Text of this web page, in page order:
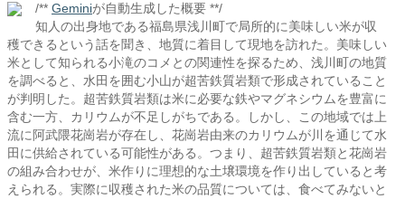
/** Geminiが自動生成した概要 **/
知人の出身地である福島県浅川町で局所的に美味しい米が収
穫できるという話を聞き、地質に着目して現地を訪れた。美味しい
米として知られる小滝のコメとの関連性を探るため、浅川町の地質
を調べると、水田を囲む小山が超苦鉄質岩類で形成されていること
が判明した。超苦鉄質岩類は米に必要な鉄やマグネシウムを豊富に
含む一方、カリウムが不足しがちである。しかし、この地域では上
流に阿武隈花崗岩が存在し、花崗岩由来のカリウムが川を通じて水
田に供給されている可能性がある。つまり、超苦鉄質岩類と花崗岩
の組み合わせが、米作りに理想的な土壌環境を作り出していると考
えられる。実際に収穫された米の品質については、食べてみないと